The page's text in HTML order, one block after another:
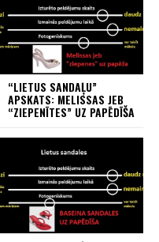
“LIETUS SANDAĻU”
APSKATS: MELISSAS JEB
“ZIEPENĪTES” UZ PAPĒDĪŠA